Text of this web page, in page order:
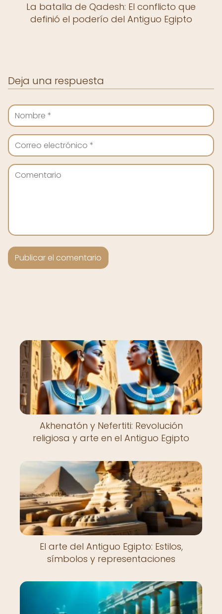
La batalla de Qadesh: El conflicto que
definió el poderío del Antiguo Egipto
Deja una respuesta
Akhenatón y Nefertiti: Revolución
religiosa y arte en el Antiguo Egipto
El arte del Antiguo Egipto: Estilos,
símbolos y representaciones